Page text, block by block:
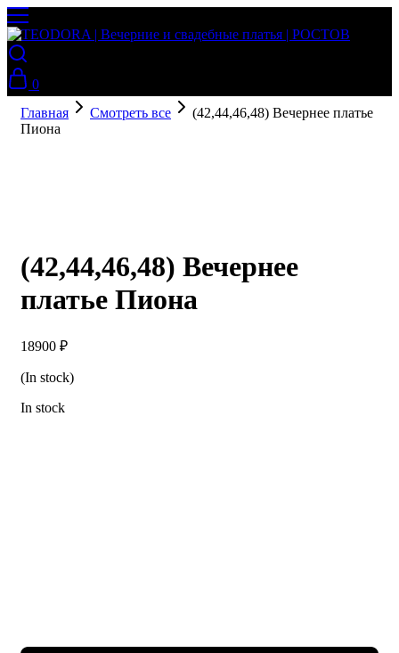
0
Главная
Смотреть все
(42,44,46,48) Вечернее платье
Пиона
(42,44,46,48) Вечернее
платье Пиона
18900 ₽
(In stock)
In stock